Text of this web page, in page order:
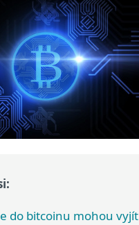
do bitcoinu mohou vyjít